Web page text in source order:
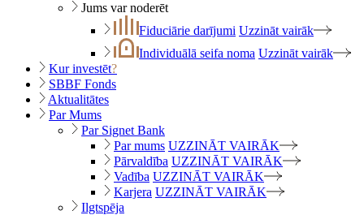
Jums var noderēt
Fiduciārie darījumi Uzzināt vairāk
Individuālā seifa noma Uzzināt vairāk
Kur investēt?
SBBF Fonds
Aktualitātes
Par Mums
Par Signet Bank
Par mums UZZINĀT VAIRĀK
Pārvaldība UZZINĀT VAIRĀK
Vadība UZZINĀT VAIRĀK
Karjera UZZINĀT VAIRĀK
Ilgtspēja